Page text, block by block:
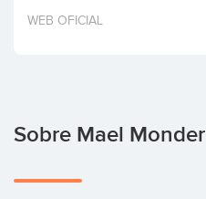
Invertir
WEB OFICIAL
Sobre Mael Monder